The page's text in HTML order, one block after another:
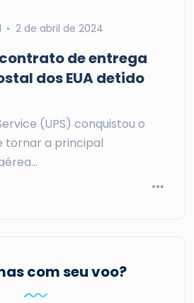
2 de abril de 2024
contrato de entrega
dos EUA detido
(UPS) conquistou o
tornar a principal
com seu voo?